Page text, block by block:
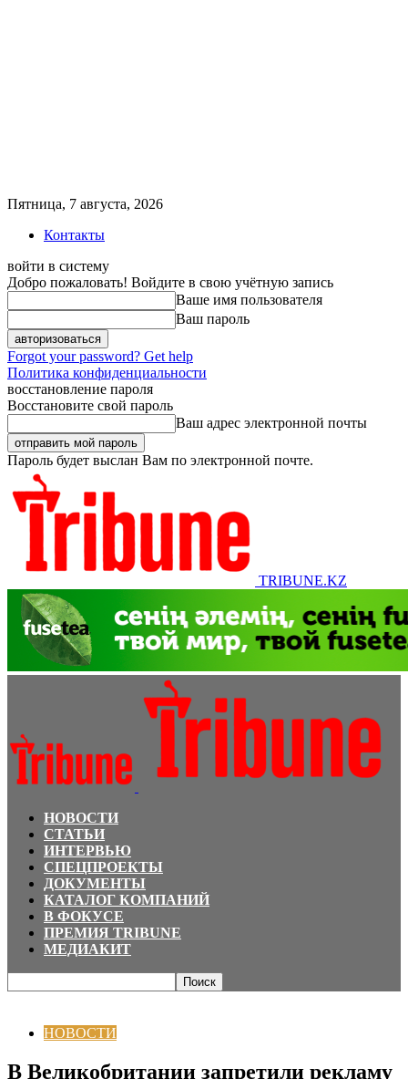
Пятница, 7 августа, 2026
Контакты
войти в систему
Добро пожаловать! Войдите в свою учётную запись
Ваше имя пользователя
Ваш пароль
Forgot your password? Get help
Политика конфиденциальности
восстановление пароля
Восстановите свой пароль
Ваш адрес электронной почты
Пароль будет выслан Вам по электронной почте.
TRIBUNE.KZ
НОВОСТИ
СТАТЬИ
ИНТЕРВЬЮ
СПЕЦПРОЕКТЫ
ДОКУМЕНТЫ
КАТАЛОГ КОМПАНИЙ
В ФОКУСЕ
ПРЕМИЯ TRIBUNE
МЕДИАКИТ
НОВОСТИ
В Великобритании запретили рекламу